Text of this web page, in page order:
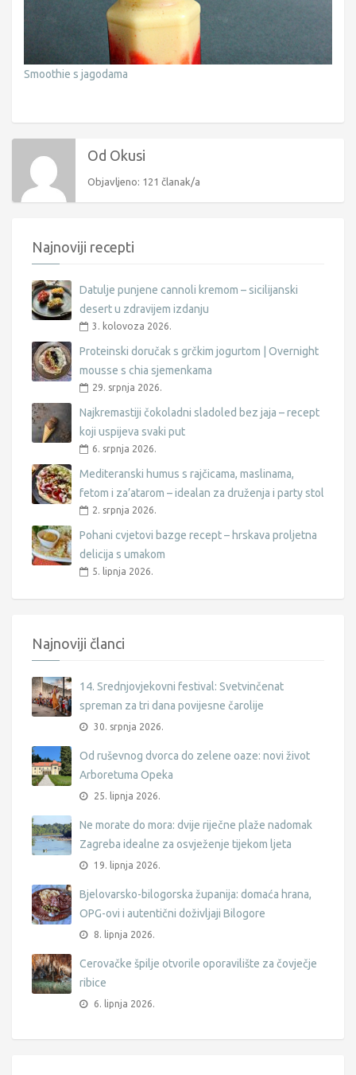
Smoothie s jagodama
Od Okusi
Objavljeno: 121 članak/a
Najnoviji recepti
Datulje punjene cannoli kremom – sicilijanski
desert u zdravijem izdanju
3. kolovoza 2026.
Proteinski doručak s grčkim jogurtom | Overnight
mousse s chia sjemenkama
29. srpnja 2026.
Najkremastiji čokoladni sladoled bez jaja – recept
koji uspijeva svaki put
6. srpnja 2026.
Mediteranski humus s rajčicama, maslinama,
fetom i za’atarom – idealan za druženja i party stol
2. srpnja 2026.
Pohani cvjetovi bazge recept – hrskava proljetna
delicija s umakom
5. lipnja 2026.
Najnoviji članci
14. Srednjovjekovni festival: Svetvinčenat
spreman za tri dana povijesne čarolije
30. srpnja 2026.
Od ruševnog dvorca do zelene oaze: novi život
Arboretuma Opeka
25. lipnja 2026.
Ne morate do mora: dvije riječne plaže nadomak
Zagreba idealne za osvježenje tijekom ljeta
19. lipnja 2026.
Bjelovarsko-bilogorska županija: domaća hrana,
OPG-ovi i autentični doživljaji Bilogore
8. lipnja 2026.
Cerovačke špilje otvorile oporavilište za čovječje
ribice
6. lipnja 2026.